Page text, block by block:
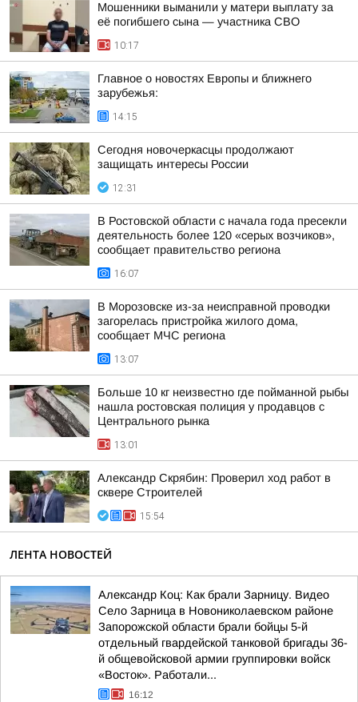
Мошенники выманили у матери выплату за
её погибшего сына — участника СВО
10:17
Главное о новостях Европы и ближнего
зарубежья:
14:15
Сегодня новочеркасцы продолжают
защищать интересы России
12:31
В Ростовской области с начала года пресекли
деятельность более 120 «серых возчиков»,
сообщает правительство региона
16:07
В Морозовске из-за неисправной проводки
загорелась пристройка жилого дома,
сообщает МЧС региона
13:07
Больше 10 кг неизвестно где пойманной рыбы
нашла ростовская полиция у продавцов с
Центрального рынка
13:01
Александр Скрябин: Проверил ход работ в
сквере Строителей
15:54
ЛЕНТА НОВОСТЕЙ
Александр Коц: Как брали Зарницу. Видео
Село Зарница в Новониколаевском районе
Запорожской области брали бойцы 5-й
отдельный гвардейской танковой бригады 36-
й общевойсковой армии группировки войск
«Восток». Работали...
16:12